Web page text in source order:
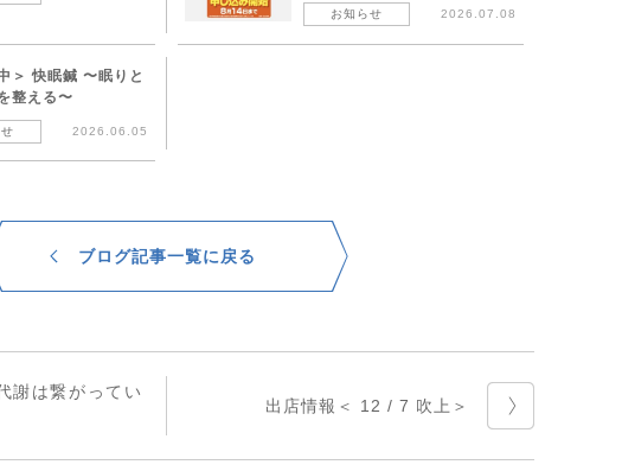
お知らせ 2026.07.08
＞ 快眠鍼 〜眠りと
整える〜
2026.06.05
ブログ記事一覧に戻る
謝は繋がってい
出店情報＜ 12 / 7 吹上＞